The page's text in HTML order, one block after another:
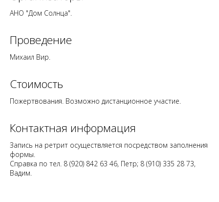
АНО "Дом Солнца".
Проведение
Михаил Вир.
Стоимость
Пожертвования. Возможно дистанционное участие.
Контактная информация
Запись на ретрит осуществляется посредством заполнения
формы.
Справка по тел. 8 (920) 842 63 46, Петр; 8 (910) 335 28 73,
Вадим.